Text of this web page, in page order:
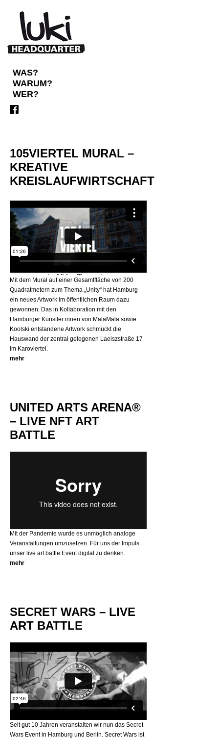
WAS?
WARUM?
WER?
105VIERTEL MURAL –
KREATIVE
KREISLAUFWIRTSCHAFT
Mit dem Mural auf einer Gesamtfläche von 200
Quadratmetern zum Thema „Unity“ hat Hamburg
ein neues Artwork im öffentlichen Raum dazu
gewonnen: Das in Kollaboration mit den
Hamburger Künstler:innen von MalaMala sowie
Koolski entstandene Artwork schmückt die
Hauswand der zentral gelegenen Laeiszstraße 17
im Karoviertel.
mehr
UNITED ARTS ARENA®
– LIVE NFT ART
BATTLE
Mit der Pandemie wurde es unmöglich analoge
Veranstaltungen umzusetzen. Für uns der Impuls
unser live art battle Event digital zu denken.
mehr
SECRET WARS – LIVE
ART BATTLE
Seit gut 10 Jahren veranstalten wir nun das Secret
Wars Event in Hamburg und Berlin. Secret Wars ist